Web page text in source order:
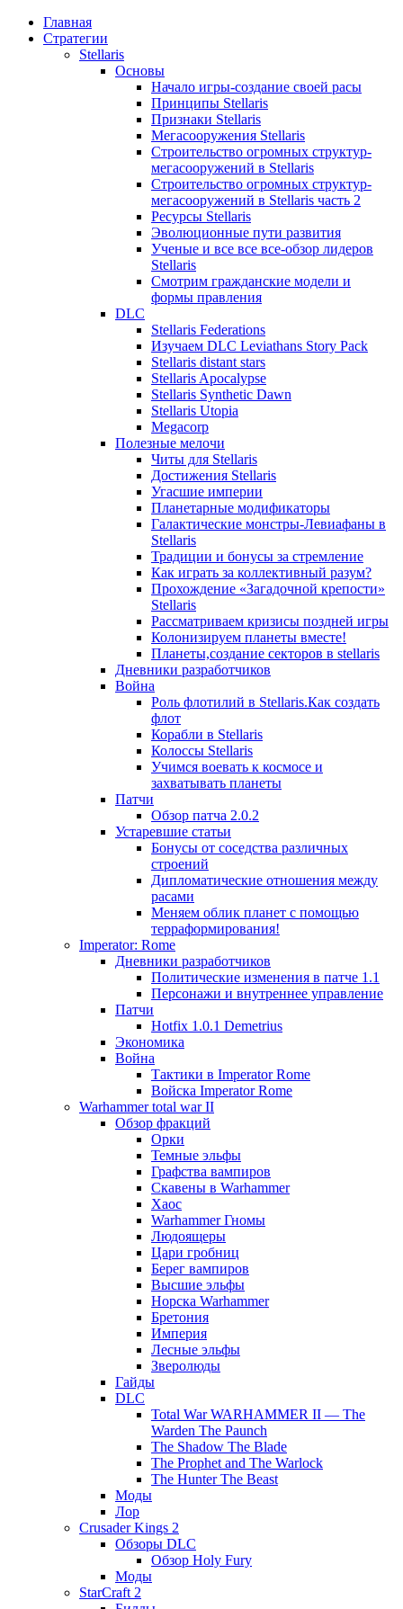
Главная
Стратегии
Stellaris
Основы
Начало игры-создание своей расы
Принципы Stellaris
Признаки Stellaris
Мегасооружения Stellaris
Строительство огромных структур-
мегасооружений в Stellaris
Строительство огромных структур-
мегасооружений в Stellaris часть 2
Ресурсы Stellaris
Эволюционные пути развития
Ученые и все все все-обзор лидеров
Stellaris
Смотрим гражданские модели и
формы правления
DLC
Stellaris Federations
Изучаем DLC Leviathans Story Pack
Stellaris distant stars
Stellaris Apocalypse
Stellaris Synthetic Dawn
Stellaris Utopia
Megacorp
Полезные мелочи
Читы для Stellaris
Достижения Stellaris
Угасшие империи
Планетарные модификаторы
Галактические монстры-Левиафаны в
Stellaris
Традиции и бонусы за стремление
Как играть за коллективный разум?
Прохождение «Загадочной крепости»
Stellaris
Рассматриваем кризисы поздней игры
Колонизируем планеты вместе!
Планеты,создание секторов в stellaris
Дневники разработчиков
Война
Роль флотилий в Stellaris.Как создать
флот
Корабли в Stellaris
Колоссы Stellaris
Учимся воевать к космосе и
захватывать планеты
Патчи
Обзор патча 2.0.2
Устаревшие статьи
Бонусы от соседства различных
строений
Дипломатические отношения между
расами
Меняем облик планет с помощью
терраформирования!
Imperator: Rome
Дневники разработчиков
Политические изменения в патче 1.1
Персонажи и внутреннее управление
Патчи
Hotfix 1.0.1 Demetrius
Экономика
Война
Тактики в Imperator Rome
Войска Imperator Rome
Warhammer total war II
Обзор фракций
Орки
Темные эльфы
Графства вампиров
Cкавены в Warhammer
Хаос
Warhammer Гномы
Людоящеры
Цари гробниц
Берег вампиров
Высшие эльфы
Норска Warhammer
Бретония
Империя
Лесные эльфы
Зверолюды
Гайды
DLC
Total War WARHAMMER II — The
Warden The Paunch
The Shadow The Blade
The Prophet and The Warlock
The Hunter The Beast
Моды
Лор
Crusader Kings 2
Обзоры DLC
Обзор Holy Fury
Моды
StarCraft 2